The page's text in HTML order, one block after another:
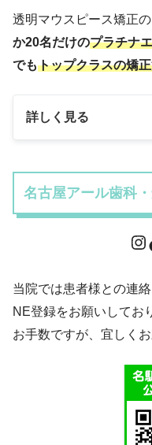
透明マウスピース矯正
か20名だけのプラチナ
でもトップクラスの矯
詳しく見る
名古屋アール歯科
当院では患者様との連
NE登録をお願いしてお
お手数ですが、宜しくお